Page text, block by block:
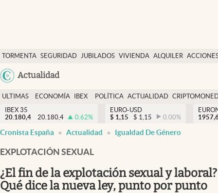
TORMENTA SEGURIDAD JUBILADOS VIVIENDA ALQUILER
USA
Actualidad
Economía y finanzas
Política
Actualidad
Criptomonedas
España
ULTIMAS
NOTICIAS
ECONOMÍA
FINANZAS
IBEX
EURO
POLÍTICA ACTUALIDAD
IBEX 35
20.180,4
20.180,4 0.62%
EURO-USD
$ 1,15 $ 1,15 0.00%
Cronista España Actualidad Igualdad De Género
EXPLOTACIÓN SEXUAL
¿El fin de la explotación sexual y laboral?
Qué dice la nueva ley, punto por punto